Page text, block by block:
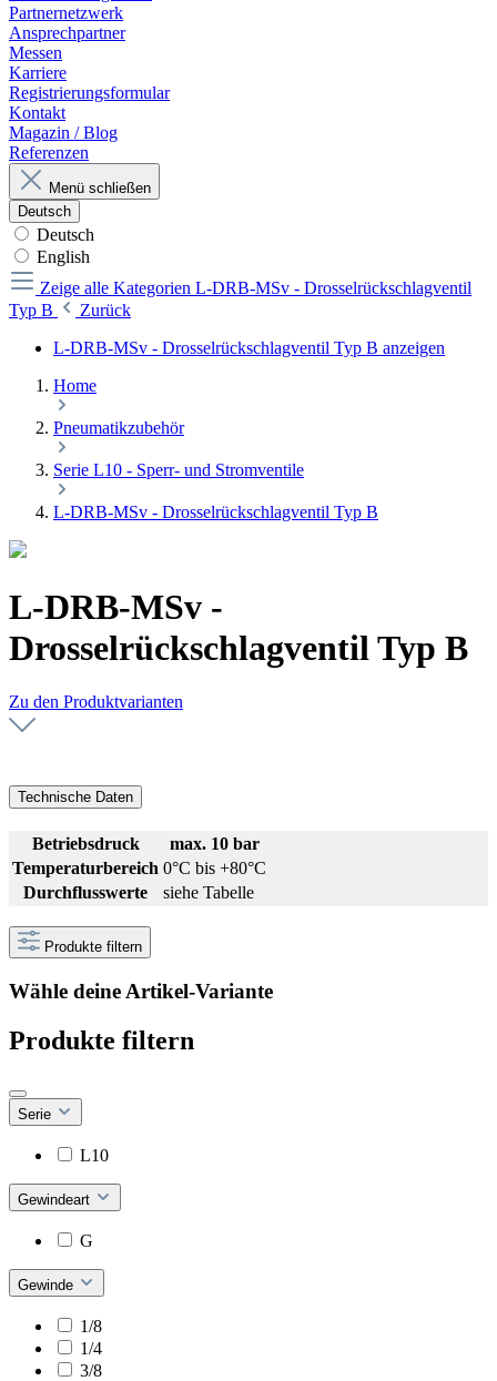
Partnernetzwerk
Ansprechpartner
Messen
Karriere
Registrierungsformular
Kontakt
Magazin / Blog
Referenzen
Menü schließen
Deutsch
Deutsch
English
Zeige alle Kategorien L-DRB-MSv - Drosselrückschlagventil
Typ B
Zurück
L-DRB-MSv - Drosselrückschlagventil Typ B anzeigen
Home
Pneumatikzubehör
Serie L10 - Sperr- und Stromventile
L-DRB-MSv - Drosselrückschlagventil Typ B
L-DRB-MSv -
Drosselrückschlagventil Typ B
Zu den Produktvarianten
Technische Daten
Betriebsdruck
max. 10 bar
Temperaturbereich 0°C bis +80°C
Durchflusswerte
siehe Tabelle
Produkte filtern
Wähle deine Artikel-Variante
Produkte filtern
Serie
L10
Gewindeart
G
Gewinde
1/8
1/4
3/8